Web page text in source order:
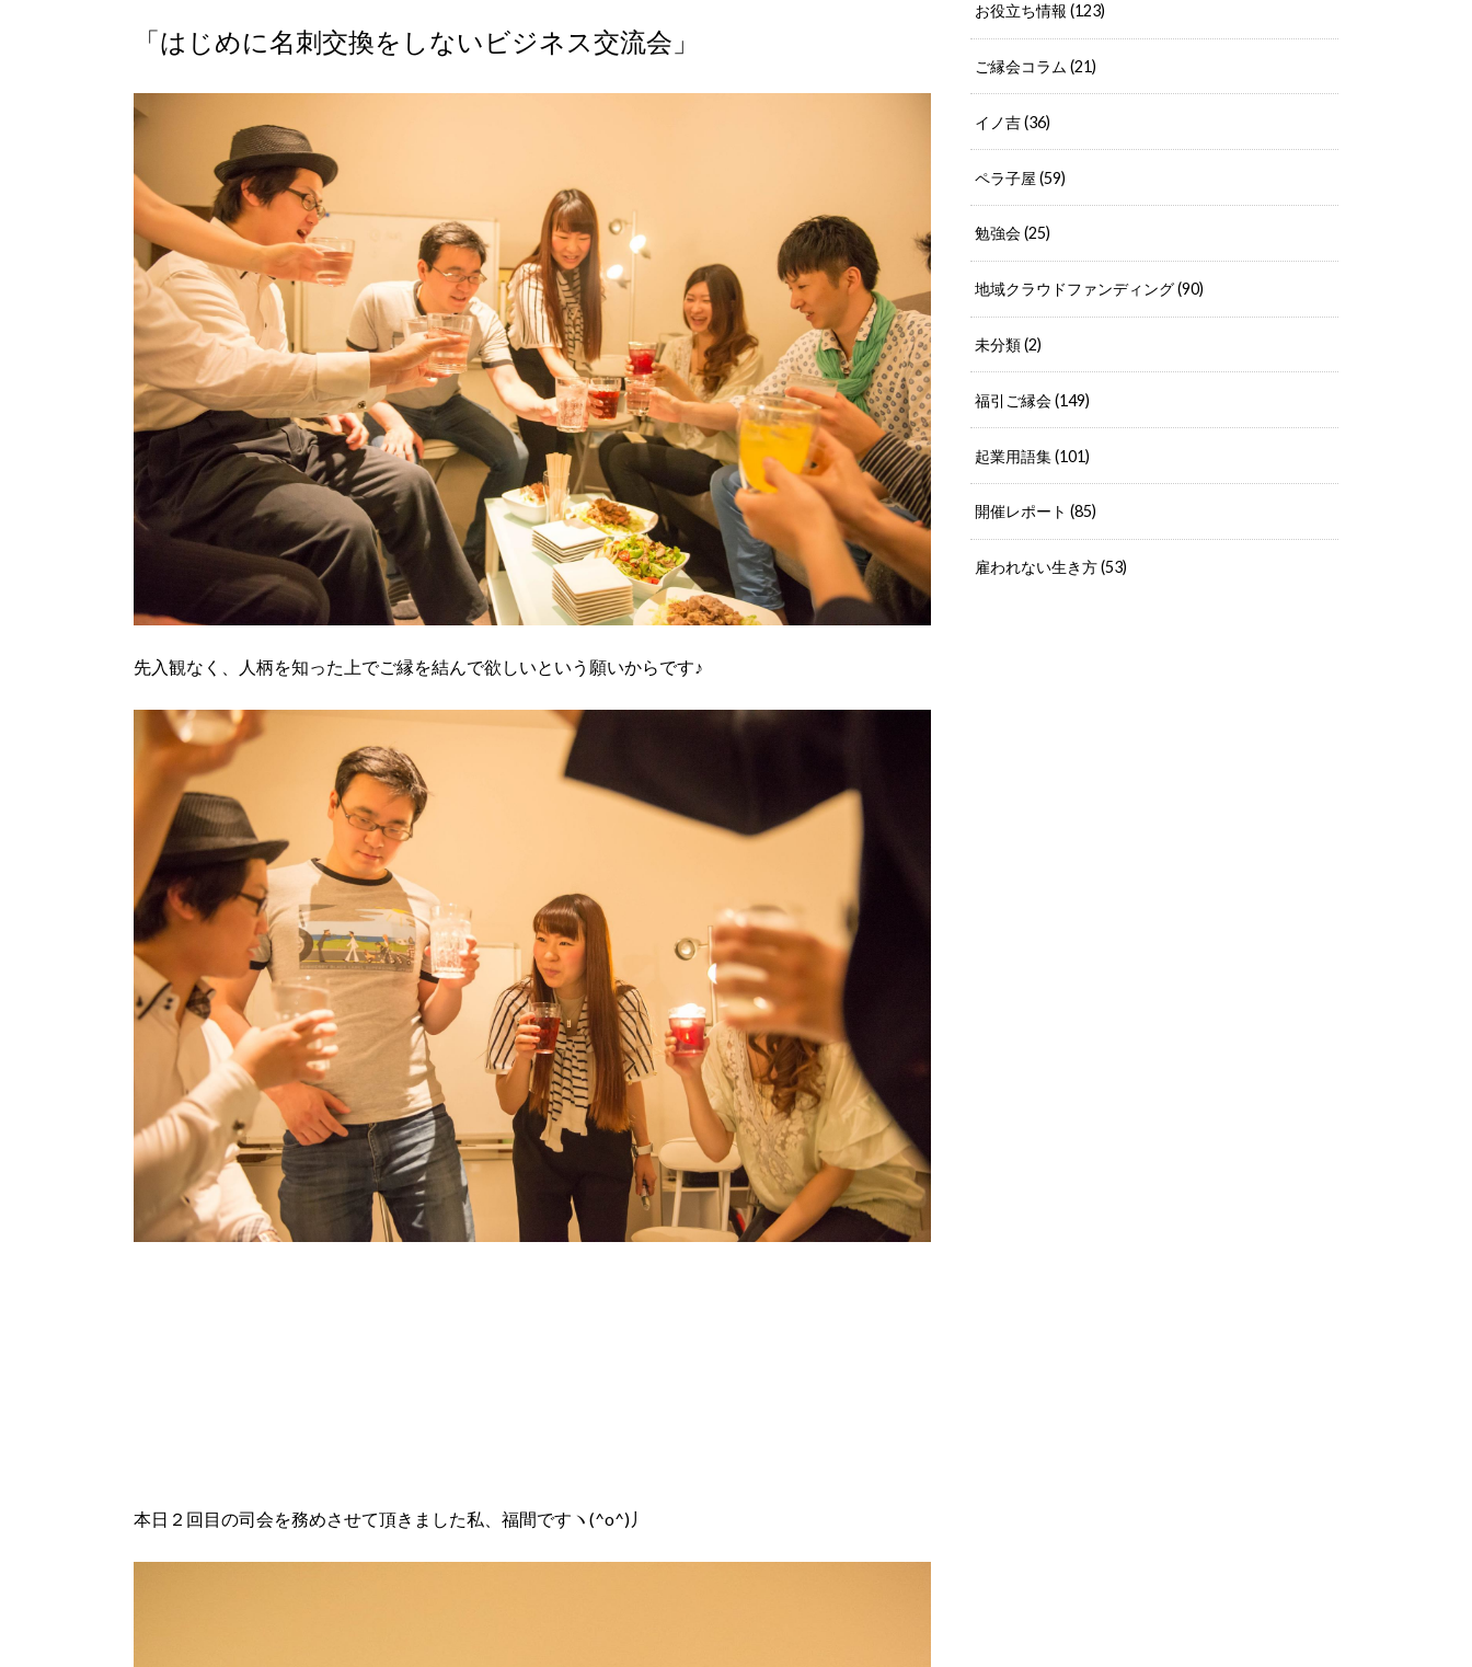
「はじめに名刺交換をしないビジネス交流会」
先入観なく、人柄を知った上でご縁を結んで欲しいという願いからです♪
本日２回目の司会を務めさせて頂きました私、福間ですヽ(^o^)丿
お役立ち情報(123)
ご縁会コラム(21)
イノ吉(36)
ペラ子屋(59)
勉強会(25)
地域クラウドファンディング(90)
未分類(2)
福引ご縁会(149)
起業用語集(101)
開催レポート(85)
雇われない生き方(53)